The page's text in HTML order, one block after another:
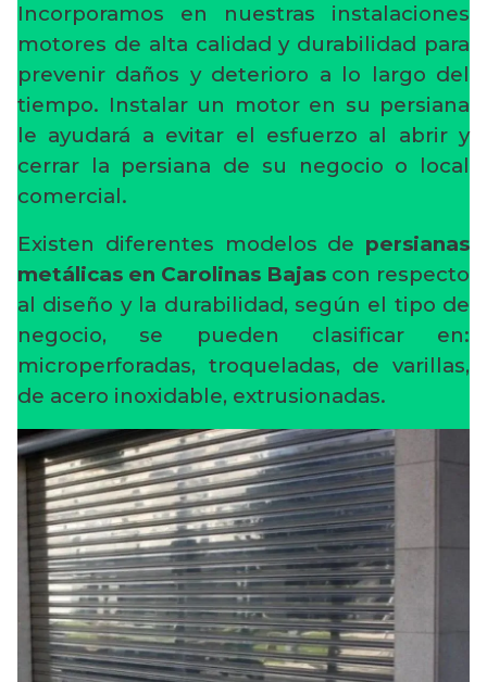
Incorporamos en nuestras instalaciones
motores de alta calidad y durabilidad para
prevenir daños y deterioro a lo largo del
tiempo. Instalar un motor en su persiana
le ayudará a evitar el esfuerzo al abrir y
cerrar la persiana de su negocio o local
comercial.
Existen diferentes modelos de persianas
metálicas en Carolinas Bajas con respecto
al diseño y la durabilidad, según el tipo de
negocio, se pueden clasificar en:
microperforadas, troqueladas, de varillas,
de acero inoxidable, extrusionadas.